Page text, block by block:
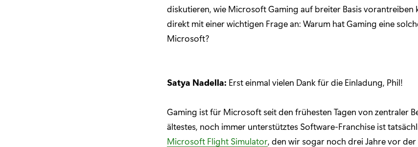
diskutieren, wie Microsoft Gaming auf breiter Basis vorantreiben
direkt mit einer wichtigen Frage an: Warum hat Gaming eine
Microsoft?
Satya Nadella: Erst einmal vielen Dank für die Einladung, Phil!
Gaming ist für Microsoft seit den frühesten Tagen von zentraler
ältestes, noch immer unterstütztes Software-Franchise ist
Microsoft Flight Simulator, den wir sogar noch drei Jahre vor